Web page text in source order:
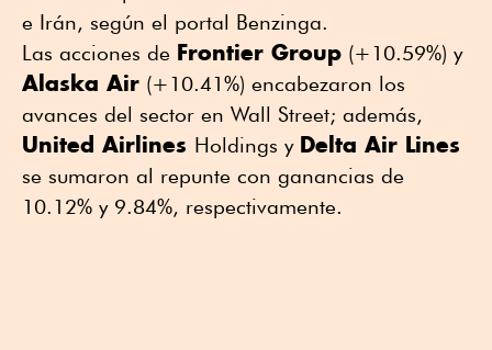
e Irán, según el portal Benzinga.
Las acciones de Frontier Group (+10.59%) y
Alaska Air (+10.41%) encabezaron los
avances del sector en Wall Street; además,
United Airlines Holdings y Delta Air Lines
se sumaron al repunte con ganancias de
10.12% y 9.84%, respectivamente.